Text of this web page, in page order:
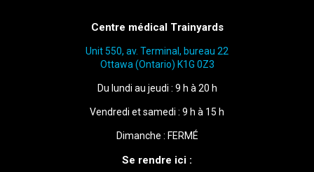
Centre médical Trainyards
Unit 550, av. Terminal, bureau 22
Ottawa (Ontario) K1G 0Z3
Du lundi au jeudi : 9 h à 20 h
Vendredi et samedi : 9 h à 15 h
Dimanche : FERMÉ
Se rendre ici :